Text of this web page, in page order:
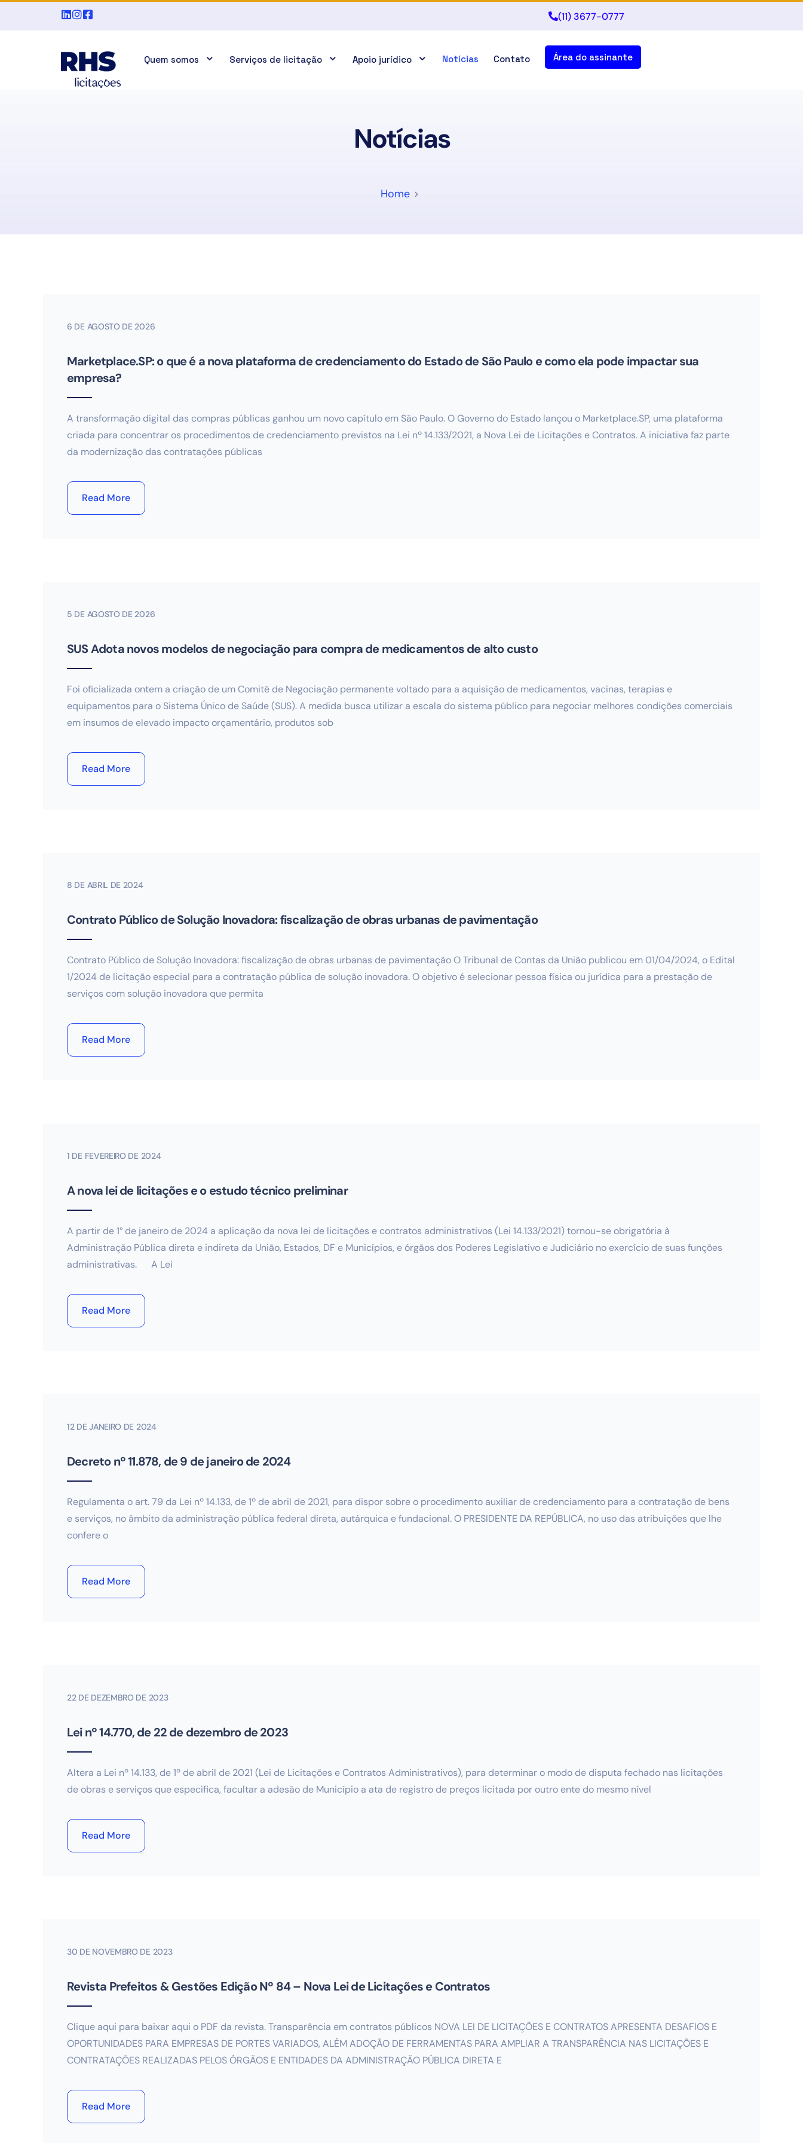
(11) 3677-0777
Quem somos Serviços de licitação Apoio jurídico Notícias Contato Área do assinante
Notícias
Home
6 DE AGOSTO DE 2026
Marketplace.SP: o que é a nova plataforma de credenciamento do Estado de São Paulo e como ela pode impactar sua
empresa?
A transformação digital das compras públicas ganhou um novo capítulo em São Paulo. O Governo do Estado lançou o Marketplace.SP, uma plataforma
criada para concentrar os procedimentos de credenciamento previstos na Lei nº 14.133/2021, a Nova Lei de Licitações e Contratos. A iniciativa faz parte
da modernização das contratações públicas
Read More
5 DE AGOSTO DE 2026
SUS Adota novos modelos de negociação para compra de medicamentos de alto custo
Foi oficializada ontem a criação de um Comitê de Negociação permanente voltado para a aquisição de medicamentos, vacinas, terapias e
equipamentos para o Sistema Único de Saúde (SUS). A medida busca utilizar a escala do sistema público para negociar melhores condições comerciais
em insumos de elevado impacto orçamentário, produtos sob
Read More
8 DE ABRIL DE 2024
Contrato Público de Solução Inovadora: fiscalização de obras urbanas de pavimentação
Contrato Público de Solução Inovadora: fiscalização de obras urbanas de pavimentação O Tribunal de Contas da União publicou em 01/04/2024, o Edital
1/2024 de licitação especial para a contratação pública de solução inovadora. O objetivo é selecionar pessoa física ou jurídica para a prestação de
serviços com solução inovadora que permita
Read More
1 DE FEVEREIRO DE 2024
A nova lei de licitações e o estudo técnico preliminar
A partir de 1° de janeiro de 2024 a aplicação da nova lei de licitações e contratos administrativos (Lei 14.133/2021) tornou-se obrigatória à
Administração Pública direta e indireta da União, Estados, DF e Municípios, e órgãos dos Poderes Legislativo e Judiciário no exercício de suas funções
administrativas. A Lei
Read More
12 DE JANEIRO DE 2024
Decreto nº 11.878, de 9 de janeiro de 2024
Regulamenta o art. 79 da Lei nº 14.133, de 1º de abril de 2021, para dispor sobre o procedimento auxiliar de credenciamento para a contratação de bens
e serviços, no âmbito da administração pública federal direta, autárquica e fundacional. O PRESIDENTE DA REPÚBLICA, no uso das atribuições que lhe
confere o
Read More
22 DE DEZEMBRO DE 2023
Lei nº 14.770, de 22 de dezembro de 2023
Altera a Lei nº 14.133, de 1º de abril de 2021 (Lei de Licitações e Contratos Administrativos), para determinar o modo de disputa fechado nas licitações
de obras e serviços que especifica, facultar a adesão de Município a ata de registro de preços licitada por outro ente do mesmo nível
Read More
30 DE NOVEMBRO DE 2023
Revista Prefeitos & Gestões Edição Nº 84 – Nova Lei de Licitações e Contratos
Clique aqui para baixar aqui o PDF da revista. Transparência em contratos públicos NOVA LEI DE LICITAÇÕES E CONTRATOS APRESENTA DESAFIOS E
OPORTUNIDADES PARA EMPRESAS DE PORTES VARIADOS, ALÉM ADOÇÃO DE FERRAMENTAS PARA AMPLIAR A TRANSPARÊNCIA NAS LICITAÇÕES E
CONTRATAÇÕES REALIZADAS PELOS ÓRGÃOS E ENTIDADES DA ADMINISTRAÇÃO PÚBLICA DIRETA E
Read More